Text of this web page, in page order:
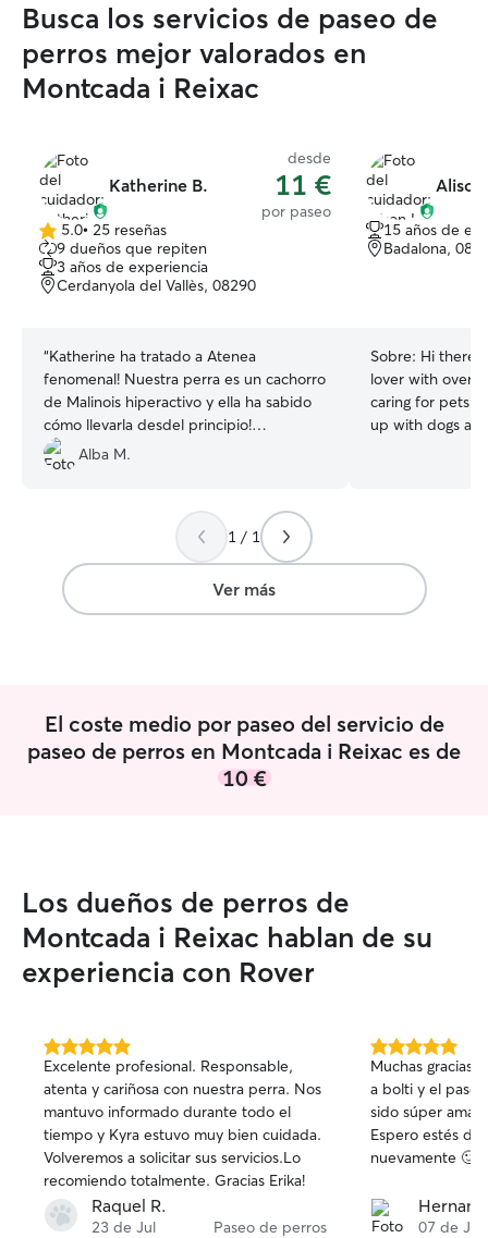
Busca los servicios de paseo de
perros mejor valorados en
Montcada i Reixac
Katherine B.
desde
11 €
por paseo
5.0
de
5
estrellas
5.0• 25 reseñas
9 dueños que repiten
3 años de experiencia
Cerdanyola del Vallès, 08290
“Katherine ha tratado a Atenea
fenomenal! Nuestra perra es un cachorro
de Malinois hiperactivo y ella ha sabido
cómo llevarla desdel principio!
Recomiendo 100% a Katherine y su
pareja!
Alba M.
15 años de
Badalona,
Sobre: Hi there!
lover with over
caring for pets
up with dogs
temperaments.
needs
or daily
always send
updates during
Badalona and
traveling to your
safety of their
I exclusively
prioritize safety,
follow all
always happy
walks, and
1 / 1
Ver más
El coste medio por paseo del servicio de
paseo de perros en Montcada i Reixac es de
10 €
Los dueños de perros de
Montcada i Reixac hablan de su
experiencia con Rover
5.0
de
5
estrellas
Excelente profesional. Responsable,
atenta y cariñosa con nuestra perra. Nos
mantuvo informado durante todo el
tiempo y Kyra estuvo muy bien cuidada.
Volveremos a solicitar sus servicios.Lo
recomiendo totalmente. Gracias Erika!
Raquel R.
23 de Jul Paseo de perros
5.0
de
5
estrellas
Muchas gracias
a bolti y el
sido súper
Espero estés
nuevamente 🙂
Hernan
07 de Jul